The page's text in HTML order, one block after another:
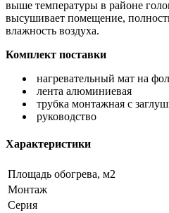
выше температуры в районе
высушивает помещение,
влажность воздуха.
Комплект поставки
нагревательный мат на
лента алюминиевая
трубка монтажная с
руководство
Характеристики
Площадь обогрева, м2
Монтаж
Серия